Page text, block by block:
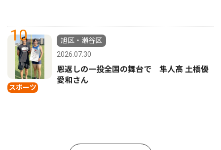
10
スポーツ
旭区・瀬谷区
2026.07.30
恩返しの一投全国の舞台で 隼人高 土橋優
愛和さん